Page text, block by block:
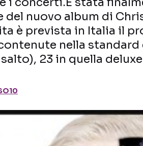
del nuovo album di
è prevista in Italia il
nella
23 in quella